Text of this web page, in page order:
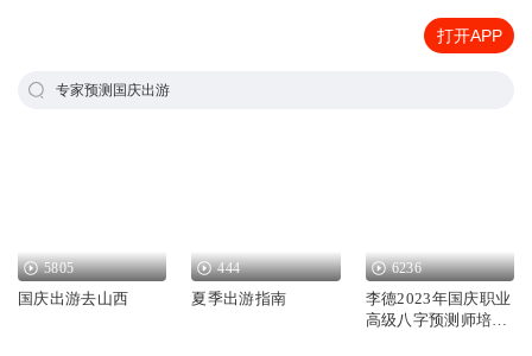
打开APP
专家预测国庆出游
5805
国庆出游去山西
444
夏季出游指南
6236
李德2023年国庆职业
高级八字预测师培训